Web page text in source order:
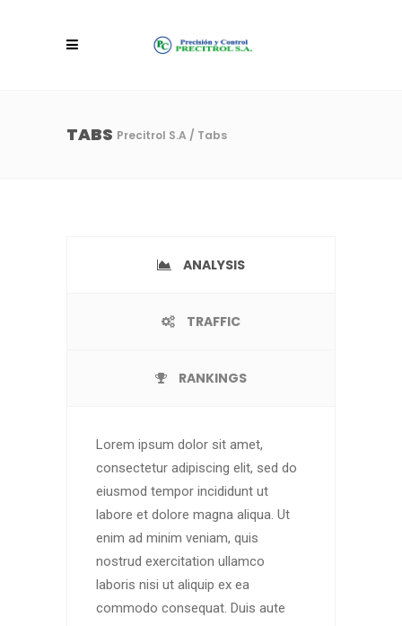
TABS Precitrol S.A / Tabs
ANALYSIS
TRAFFIC
RANKINGS
Lorem ipsum dolor sit amet,
consectetur adipiscing elit, sed do
eiusmod tempor incididunt ut
labore et dolore magna aliqua. Ut
enim ad minim veniam, quis
nostrud exercitation ullamco
laboris nisi ut aliquip ex ea
commodo consequat. Duis aute